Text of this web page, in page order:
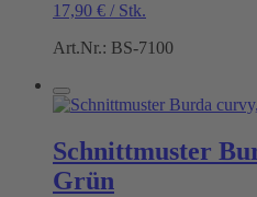
17,90 € / Stk.
Art.Nr.: BS-7100
Schnittmuster
Grün